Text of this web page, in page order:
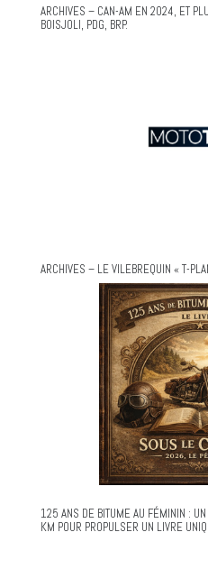
ARCHIVES – CAN-AM EN 2024, ET
BOISJOLI, PDG, BRP.
ARCHIVES – LE VILEBREQUIN « T-
125 ANS DE BITUME AU FÉMININ :
KM POUR PROPULSER UN LIVRE